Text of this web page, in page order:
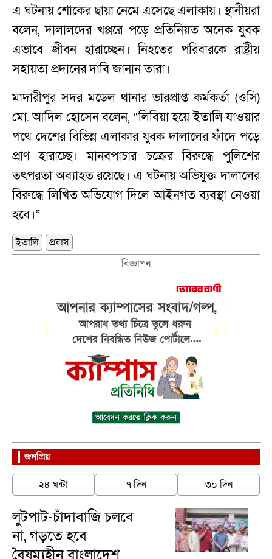
এ ঘটনায় শোকের ছায়া নেমে এসেছে এলাকায়। স্থানীয়রা
বলেন, দালালদের খপ্পরে পড়ে প্রতিনিয়ত অনেক যুবক
এভাবে জীবন হারাচ্ছেন। নিহতের পরিবারকে রাষ্ট্রীয়
সহায়তা প্রদানের দাবি জানান তারা।
মাদারীপুর সদর মডেল থানার ভারপ্রাপ্ত কর্মকর্তা (ওসি)
মো. আদিল হোসেন বলেন, “লিবিয়া হয়ে ইতালি যাওয়ার
পথে দেশের বিভিন্ন এলাকার যুবক দালালের ফাঁদে পড়ে
প্রাণ হারাচ্ছে। মানবপাচার চক্রের বিরুদ্ধে পুলিশের
তৎপরতা অব্যাহত রয়েছে। এ ঘটনায় অভিযুক্ত দালালের
বিরুদ্ধে লিখিত অভিযোগ দিলে আইনগত ব্যবস্থা নেওয়া
হবে।”
ইতালি
প্রবাস
বিজ্ঞাপন
জনপ্রিয়
২৪ ঘন্টা ৭ দিন ৩০ দিন
লুটপাট-চাঁদাবাজি চলবে
না, গড়তে হবে
বৈষম্যহীন বাংলাদেশ